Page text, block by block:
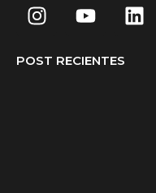
POST RECIENTES